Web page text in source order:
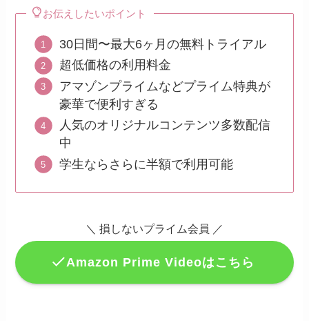
お伝えしたいポイント
30日間〜最大6ヶ月の無料トライアル
超低価格の利用料金
アマゾンプライムなどプライム特典が
豪華で便利すぎる
人気のオリジナルコンテンツ多数配信
中
学生ならさらに半額で利用可能
＼ 損しないプライム会員 ／
Amazon Prime Videoはこちら